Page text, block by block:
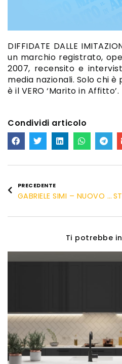
DIFFIDATE DALLE
un marchio registrato,
2007, recensito e
media nazionali. Solo chi
è il VERO ‘Marito in Affitto’.
Condividi articolo
PRECEDENTE
GABRIELE SIMI – NUOVO AFFILLIATO
Ti potrebbe